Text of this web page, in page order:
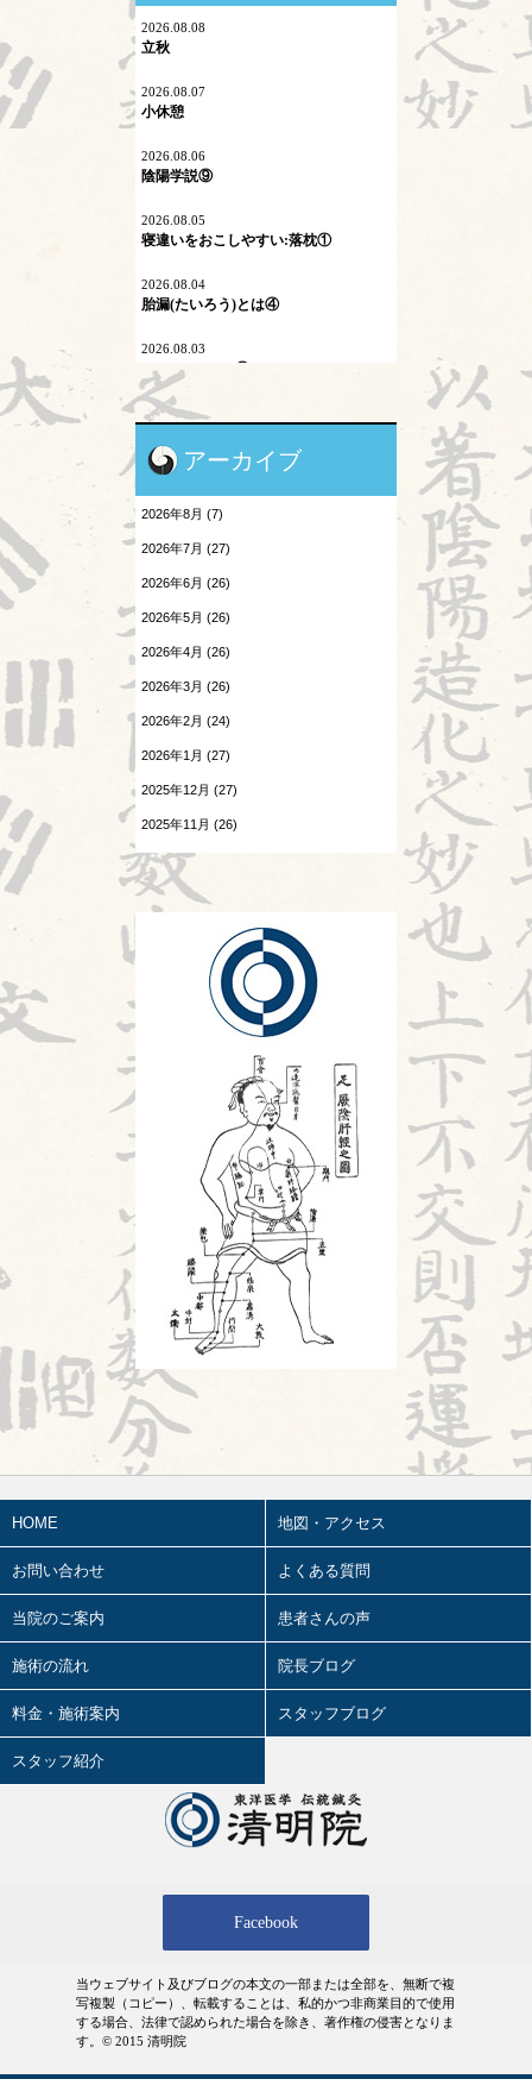
ネットワーク
マイコプラズマ肺炎
内因
不内外因
二十四節気
刺激量
医学史
地震酔い
小児と鍼灸
森のようちえん
温病
熱と治療
痺証
神
鍼灸教育について
2026.08.08
立秋
2026.08.07
小休憩
2026.08.06
陰陽学説⑨
2026.08.05
寝違いをおこしやすい:落枕①
2026.08.04
胎漏(たいろう)とは④
2026.08.03
Hospitalistとは③
2026.08.01
2026.07.31
前期筆記試験終了
2026.07.30
頭が痛い③
胎漏(たいろう)とは③
Hospitalistとは②
2026.07.25
酷暑
2026.07.24
感覚の変化
胎漏(たいろう)とは②
Hospitalistとは①
2026.07.18
2026.07.17
苦手の理解
2026.07.16
陰陽学説⑦
2026.07.15
頭が痛い①
2026.07.14
胎漏(たいろう)とは①
2026.07.13
鍼治療の臨床試験における標準化と柔
軟性を両立させるマニュアル⑬
陰陽学説⑥
2026.07.08
ワールドカップ
2026.07.07
鍼治療の臨床試験における標準化と柔
軟性を両立させるマニュアル⑫
2026.07.04
婦人科㊵
アーカイブ
2026年8月 (7)
2026年7月 (27)
2026年6月 (26)
2026年5月 (26)
2026年4月 (26)
2026年3月 (26)
2026年2月 (24)
2026年1月 (27)
2025年12月 (27)
2025年11月 (26)
2025年10月 (26)
2025年9月 (25)
HOME 地図・アクセス
お問い合わせ よくある質問
当院のご案内 患者さんの声
施術の流れ 院長ブログ
料金・施術案内 スタッフブログ
スタッフ紹介
Facebook
当ウェブサイト及びブログの本文の一部または全部を、無断で複
写複製（コピー）、転載することは、私的かつ非商業目的で使用
する場合、法律で認められた場合を除き、著作権の侵害となりま
す。© 2015 清明院